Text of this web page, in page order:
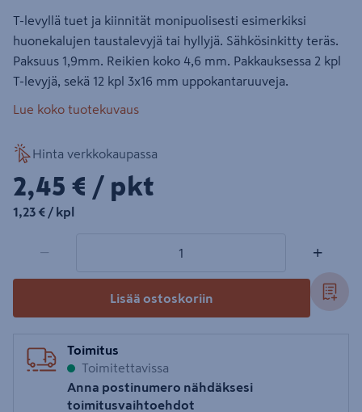
T-levyllä tuet ja kiinnität monipuolisesti esimerkiksi
huonekalujen taustalevyjä tai hyllyjä. Sähkösinkitty teräs.
Paksuus 1,9mm. Reikien koko 4,6 mm. Pakkauksessa 2 kpl
T-levyjä, sekä 12 kpl 3x16 mm uppokantaruuveja.
Lue koko tuotekuvaus
Hinta verkkokaupassa
2,45€/pkt
2,45 € / pkt
1,23€/kpl
1,23 € / kpl
− +
Lisää ostoskoriin
Toimitus
Toimitettavissa
Anna postinumero nähdäksesi
toimitusvaihtoehdot